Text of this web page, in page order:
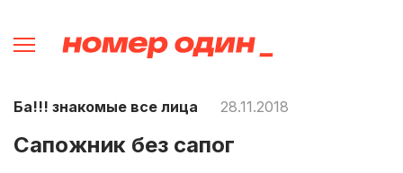
Ба!!! знакомые все лица 28.11.2018
Сапожник без сапог